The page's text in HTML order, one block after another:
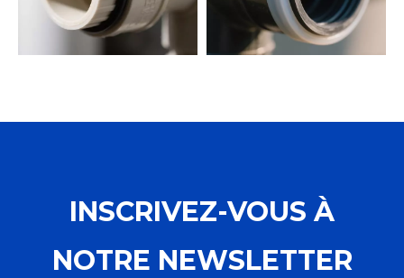
INSCRIVEZ-VOUS À
NOTRE NEWSLETTER